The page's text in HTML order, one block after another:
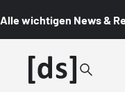
Alle wichtigen News &